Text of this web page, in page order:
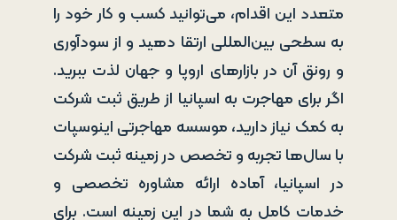
متعدد این اقدام، می‌توانید کسب و کار خود را
به سطحی بین‌المللی ارتقا دهید و از سودآوری
و رونق آن در بازارهای اروپا و جهان لذت ببرید.
اگر برای مهاجرت به اسپانیا از طریق ثبت شرکت
به کمک نیاز دارید، موسسه مهاجرتی اینوسپات
با سال‌ها تجربه و تخصص در زمینه ثبت شرکت
در اسپانیا، آماده ارائه مشاوره تخصصی و
خدمات کامل به شما در این زمینه است. برای